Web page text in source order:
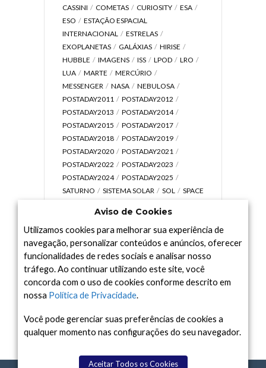
CASSINI
COMETAS CURIOSITY
ESA
ESO
ESTAÇÃO ESPACIAL
INTERNACIONAL
ESTRELAS
EXOPLANETAS
GALÁXIAS
HIRISE
HUBBLE
IMAGENS ISS LPOD
LRO
LUA
MARTE
MERCÚRIO
MESSENGER
NASA
NEBULOSA
POSTADAY2011
POSTADAY2012
POSTADAY2013
POSTADAY2014
POSTADAY2015
POSTADAY2017
POSTADAY2018
POSTADAY2019
POSTADAY2020
POSTADAY2021
POSTADAY2022
POSTADAY2023
POSTADAY2024
POSTADAY2025
SATURNO
SISTEMA SOLAR SOL
SPACE
UNIVERSO
VÍDEO
Arquivo
Arquivo
Aviso de Cookies
Utilizamos cookies para melhorar sua experiência de
navegação, personalizar conteúdos e anúncios, oferecer
funcionalidades de redes sociais e analisar nosso
tráfego. Ao continuar utilizando este site, você
concorda com o uso de cookies conforme descrito em
nossa Política de Privacidade.
Você pode gerenciar suas preferências de cookies a
qualquer momento nas configurações do seu navegador.
Aceitar Todos os Cookies